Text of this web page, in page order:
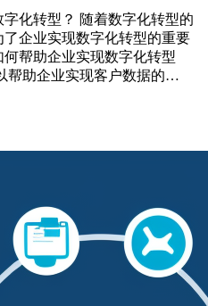
化转型？ 随着数字化转型的
企业实现数字化转型的重要
帮助企业实现数字化转型
帮助企业实现客户数据的…